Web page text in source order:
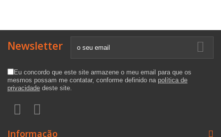
Newsletter
Eu concordo que este site armazene o meu email para que os
mesmos possam me contatar, conforme definido na política de
privacidade deste site.
Informação